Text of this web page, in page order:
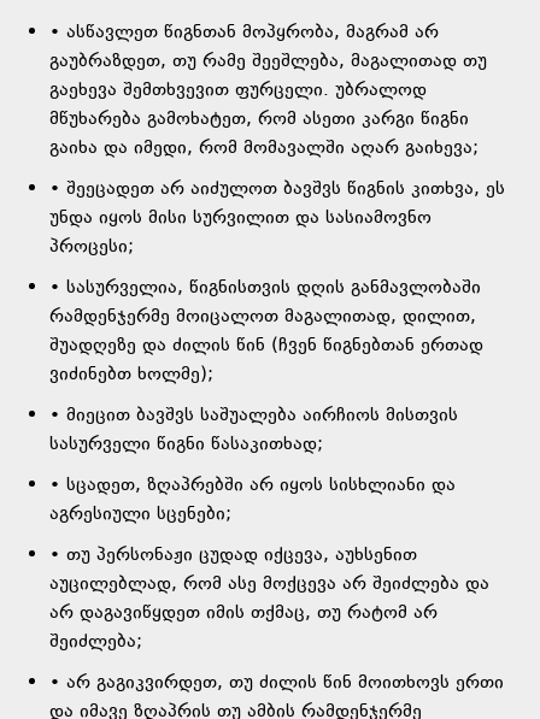
• ასწავლეთ წიგნთან მოპყრობა, მაგრამ არ
გაუბრაზდეთ, თუ რამე შეეშლება, მაგალითად თუ
გაეხევა შემთხვევით ფურცელი. უბრალოდ
მწუხარება გამოხატეთ, რომ ასეთი კარგი წიგნი
გაიხა და იმედი, რომ მომავალში აღარ გაიხევა;
• შეეცადეთ არ აიძულოთ ბავშვს წიგნის კითხვა, ეს
უნდა იყოს მისი სურვილით და სასიამოვნო
პროცესი;
• სასურველია, წიგნისთვის დღის განმავლობაში
რამდენჯერმე მოიცალოთ მაგალითად, დილით,
შუადღეზე და ძილის წინ (ჩვენ წიგნებთან ერთად
ვიძინებთ ხოლმე);
• მიეცით ბავშვს საშუალება აირჩიოს მისთვის
სასურველი წიგნი წასაკითხად;
• სცადეთ, ზღაპრებში არ იყოს სისხლიანი და
აგრესიული სცენები;
• თუ პერსონაჟი ცუდად იქცევა, აუხსენით
აუცილებლად, რომ ასე მოქცევა არ შეიძლება და
არ დაგავიწყდეთ იმის თქმაც, თუ რატომ არ
შეიძლება;
• არ გაგიკვირდეთ, თუ ძილის წინ მოითხოვს ერთი
და იმავე ზღაპრის თუ ამბის რამდენჯერმე